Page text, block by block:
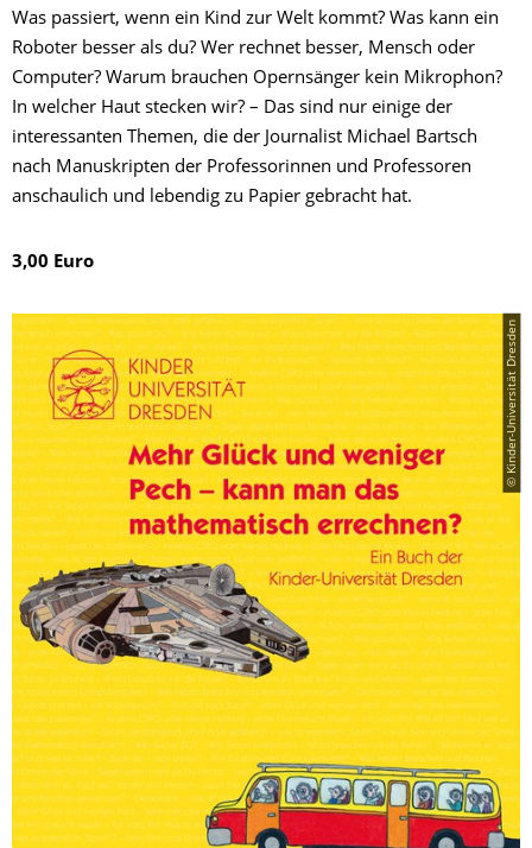
Was passiert, wenn ein Kind zur Welt kommt? Was kann ein
Roboter besser als du? Wer rechnet besser, Mensch oder
Computer? Warum brauchen Opernsänger kein Mikrophon?
In welcher Haut stecken wir? – Das sind nur einige der
interessanten Themen, die der Journalist Michael Bartsch
nach Manuskripten der Professorinnen und Professoren
anschaulich und lebendig zu Papier gebracht hat.
3,00 Euro
© Kinder-Universität Dresden